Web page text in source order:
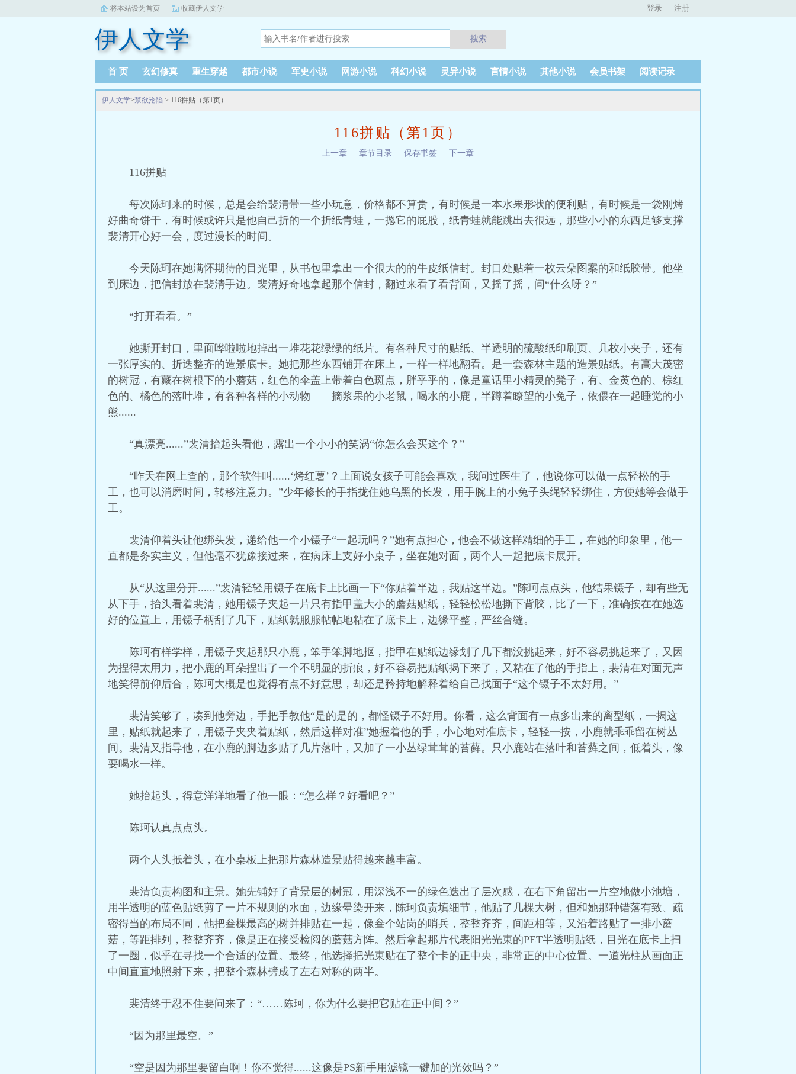
将本站设为首页 收藏伊人文学 登录 注册
伊人文学 搜索
首 页 玄幻修真 重生穿越 都市小说 军史小说 网游小说 科幻小说 灵异小说 言情小说 其他小说 会员书架 阅读记录
伊人文学>禁欲沦陷 > 116拼贴（第1页）
116拼贴（第1页）
上一章 章节目录 保存书签 下一章
116拼贴
每次陈珂来的时候，总是会给裴清带一些小玩意，价格都不算贵，有时候是一本水果形状的便利贴，有时候是一袋刚烤
好曲奇饼干，有时候或许只是他自己折的一个折纸青蛙，一摁它的屁股，纸青蛙就能跳出去很远，那些小小的东西足够支撑
裴清开心好一会，度过漫长的时间。
今天陈珂在她满怀期待的目光里，从书包里拿出一个很大的的牛皮纸信封。封口处贴着一枚云朵图案的和纸胶带。他坐
到床边，把信封放在裴清手边。裴清好奇地拿起那个信封，翻过来看了看背面，又摇了摇，问“什么呀？”
“打开看看。”
她撕开封口，里面哗啦啦地掉出一堆花花绿绿的纸片。有各种尺寸的贴纸、半透明的硫酸纸印刷页、几枚小夹子，还有
一张厚实的、折迭整齐的造景底卡。她把那些东西铺开在床上，一样一样地翻看。是一套森林主题的造景贴纸。有高大茂密
的树冠，有藏在树根下的小蘑菇，红色的伞盖上带着白色斑点，胖乎乎的，像是童话里小精灵的凳子，有、金黄色的、棕红
色的、橘色的落叶堆，有各种各样的小动物——摘浆果的小老鼠，喝水的小鹿，半蹲着瞭望的小兔子，依偎在一起睡觉的小
熊......
“真漂亮......”裴清抬起头看他，露出一个小小的笑涡“你怎么会买这个？”
“昨天在网上查的，那个软件叫......‘烤红薯’？上面说女孩子可能会喜欢，我问过医生了，他说你可以做一点轻松的手
工，也可以消磨时间，转移注意力。”少年修长的手指拢住她乌黑的长发，用手腕上的小兔子头绳轻轻绑住，方便她等会做手
工。
裴清仰着头让他绑头发，递给他一个小镊子“一起玩吗？”她有点担心，他会不做这样精细的手工，在她的印象里，他一
直都是务实主义，但他毫不犹豫接过来，在病床上支好小桌子，坐在她对面，两个人一起把底卡展开。
从“从这里分开......”裴清轻轻用镊子在底卡上比画一下“你贴着半边，我贴这半边。”陈珂点点头，他结果镊子，却有些无
从下手，抬头看着裴清，她用镊子夹起一片只有指甲盖大小的蘑菇贴纸，轻轻松松地撕下背胶，比了一下，准确按在在她选
好的位置上，用镊子柄刮了几下，贴纸就服服帖帖地粘在了底卡上，边缘平整，严丝合缝。
陈珂有样学样，用镊子夹起那只小鹿，笨手笨脚地抠，指甲在贴纸边缘划了几下都没挑起来，好不容易挑起来了，又因
为捏得太用力，把小鹿的耳朵捏出了一个不明显的折痕，好不容易把贴纸揭下来了，又粘在了他的手指上，裴清在对面无声
地笑得前仰后合，陈珂大概是也觉得有点不好意思，却还是矜持地解释着给自己找面子“这个镊子不太好用。”
裴清笑够了，凑到他旁边，手把手教他“是的是的，都怪镊子不好用。你看，这么背面有一点多出来的离型纸，一揭这
里，贴纸就起来了，用镊子夹夹着贴纸，然后这样对准”她握着他的手，小心地对准底卡，轻轻一按，小鹿就乖乖留在树丛
间。裴清又指导他，在小鹿的脚边多贴了几片落叶，又加了一小丛绿茸茸的苔藓。只小鹿站在落叶和苔藓之间，低着头，像
要喝水一样。
她抬起头，得意洋洋地看了他一眼：“怎么样？好看吧？”
陈珂认真点点头。
两个人头抵着头，在小桌板上把那片森林造景贴得越来越丰富。
裴清负责构图和主景。她先铺好了背景层的树冠，用深浅不一的绿色迭出了层次感，在右下角留出一片空地做小池塘，
用半透明的蓝色贴纸剪了一片不规则的水面，边缘晕染开来，陈珂负责填细节，他贴了几棵大树，但和她那种错落有致、疏
密得当的布局不同，他把叁棵最高的树并排贴在一起，像叁个站岗的哨兵，整整齐齐，间距相等，又沿着路贴了一排小蘑
菇，等距排列，整整齐齐，像是正在接受检阅的蘑菇方阵。然后拿起那片代表阳光光束的PET半透明贴纸，目光在底卡上扫
了一圈，似乎在寻找一个合适的位置。最终，他选择把光束贴在了整个卡的正中央，非常正的中心位置。一道光柱从画面正
中间直直地照射下来，把整个森林劈成了左右对称的两半。
裴清终于忍不住要问来了：“……陈珂，你为什么要把它贴在正中间？”
“因为那里最空。”
“空是因为那里要留白啊！你不觉得......这像是PS新手用滤镜一键加的光效吗？”